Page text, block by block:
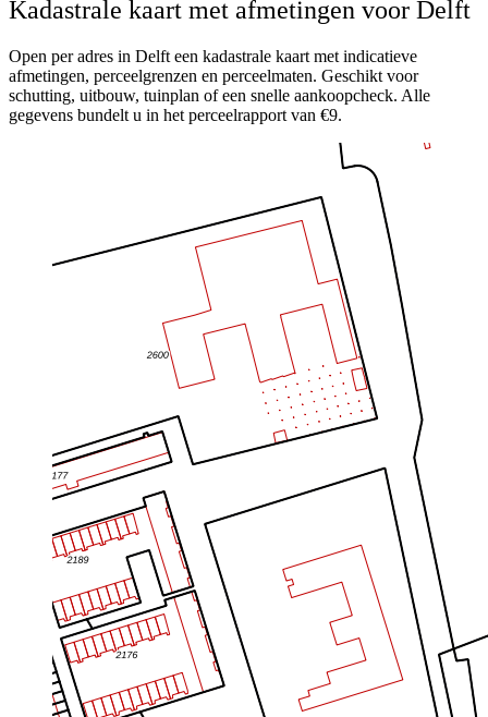
Kadastrale kaart met afmetingen voor Delft
Open per adres in Delft een kadastrale kaart met indicatieve
afmetingen, perceelgrenzen en perceelmaten. Geschikt voor
schutting, uitbouw, tuinplan of een snelle aankoopcheck. Alle
gegevens bundelt u in het perceelrapport van €9.